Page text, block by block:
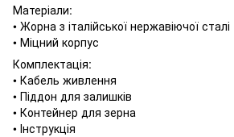
Матеріали:
• Жорна з італійської нержавіючої сталі
• Міцний корпус
Комплектація:
• Кабель живлення
• Піддон для залишків
• Контейнер для зерна
• Інструкція